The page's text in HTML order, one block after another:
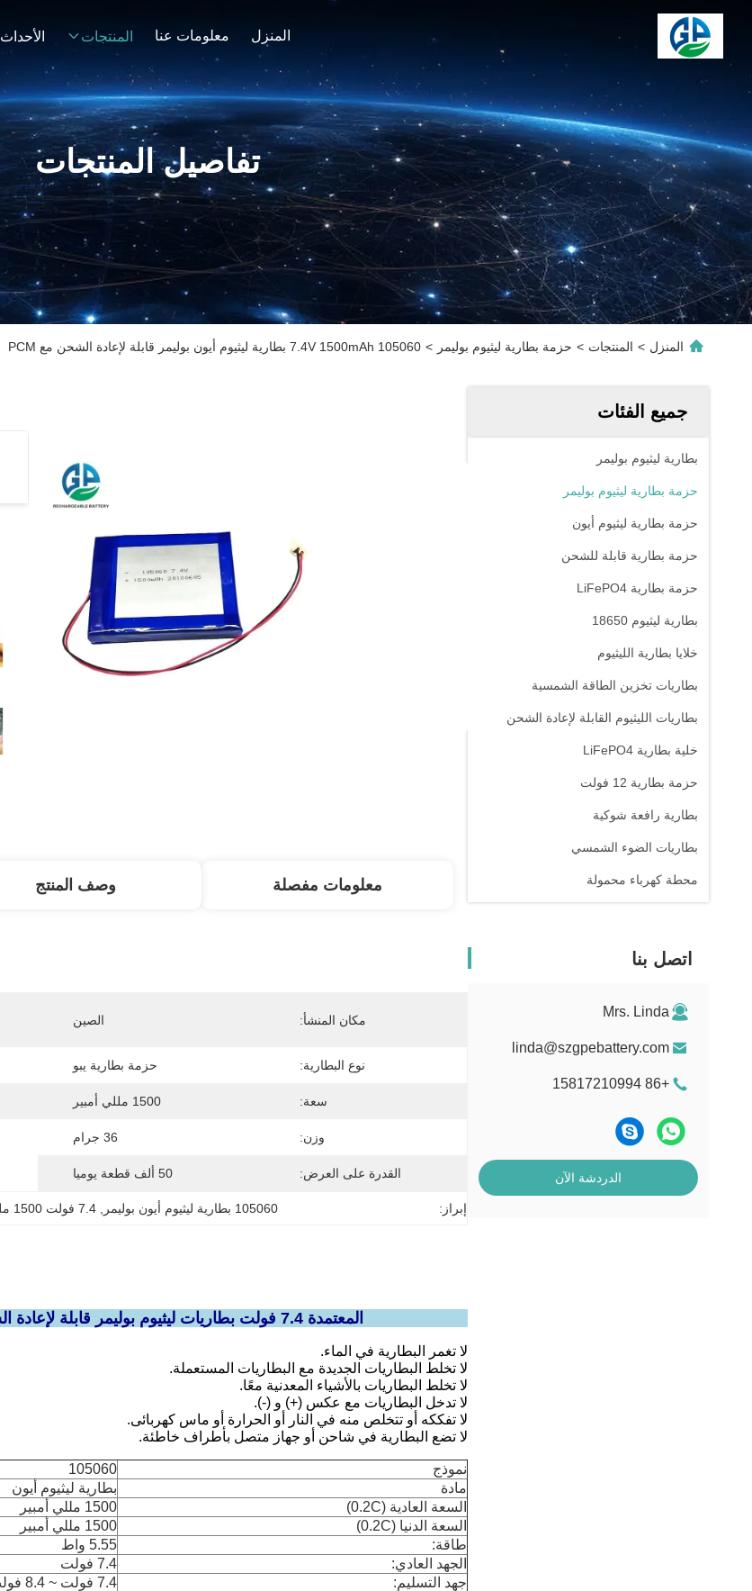
المنزل معلومات عنا المنتجات الأحداث
تفاصيل المنتجات
المنزل > المنتجات > حزمة بطارية ليثيوم بوليمر > 105060 7.4V 1500mAh بطارية ليثيوم أيون بوليمر قابلة لإعادة الشحن مع PCM
جميع الفئات
بطارية ليثيوم بوليمر
حزمة بطارية ليثيوم بوليمر
حزمة بطارية ليثيوم أيون
حزمة بطارية قابلة للشحن
حزمة بطارية LiFePO4
بطارية ليثيوم 18650
خلايا بطارية الليثيوم
بطاريات تخزين الطاقة الشمسية
بطاريات الليثيوم القابلة لإعادة الشحن
خلية بطارية LiFePO4
حزمة بطارية 12 فولت
بطارية رافعة شوكية
بطاريات الضوء الشمسي
محطة كهرباء محمولة
اتصل بنا
Mrs. Linda
linda@szgpebattery.com
+86 15817210994
الدردشة الآن
معلومات مفصلة وصف المنتج
مكان المنشأ: الصين
نوع البطارية: حزمة بطارية يبو
سعة: 1500 مللي أمبير
وزن: 36 جرام
القدرة على العرض: 50 ألف قطعة يوميا
إبراز: 105060 بطارية ليثيوم أيون بوليمر , 7.4 فولت 1500 مللي أمبير بطارية ليثيوم أيون
لا تغمر البطارية في الماء.
لا تخلط البطاريات الجديدة مع البطاريات المستعملة.
لا تخلط البطاريات بالأشياء المعدنية معًا.
لا تدخل البطاريات مع عكس (+) و (-).
لا تفككه أو تتخلص منه في النار أو الحرارة أو ماس كهربائى.
لا تضع البطارية في شاحن أو جهاز متصل بأطراف خاطئة.
نموذج
105060
مادة
بطارية ليثيوم أيون
السعة العادية (0.2C)
1500 مللي أمبير
السعة الدنيا (0.2C)
1500 مللي أمبير
طاقة:
5.55 واط
الجهد العادي:
7.4 فولت
جهد التسليم:
7.4 فولت ~ 8.4 فولت